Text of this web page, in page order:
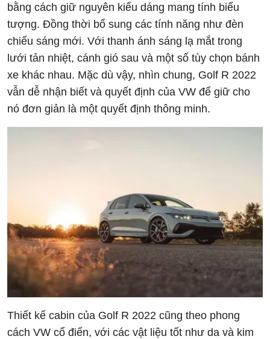
bằng cách giữ nguyên kiểu dáng mang tính biểu
tượng. Đồng thời bổ sung các tính năng như đèn
chiếu sáng mới. Với thanh ánh sáng lạ mắt trong
lưới tản nhiệt, cánh gió sau và một số tùy chọn bánh
xe khác nhau. Mặc dù vậy, nhìn chung, Golf R 2022
vẫn dễ nhận biết và quyết định của VW để giữ cho
nó đơn giản là một quyết định thông minh.
Thiết kế cabin của Golf R 2022 cũng theo phong
cách VW cổ điển, với các vật liệu tốt như da và kim